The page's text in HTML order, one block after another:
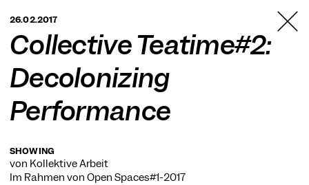
BERLIN
26.02.2017
Collective Teatime#2:
Decolonizing
Performance
SHOWING
von Kollektive Arbeit
Im Rahmen von Open Spaces#1-2017